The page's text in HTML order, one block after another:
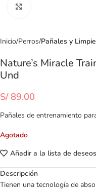
Inicio Perros Pañales y
Nature’s Miracle
Und
S/89.00
Pañales de entrenamiento
Agotado
Añadir a la lista de deseos
Descripción
Tienen una tecnología de